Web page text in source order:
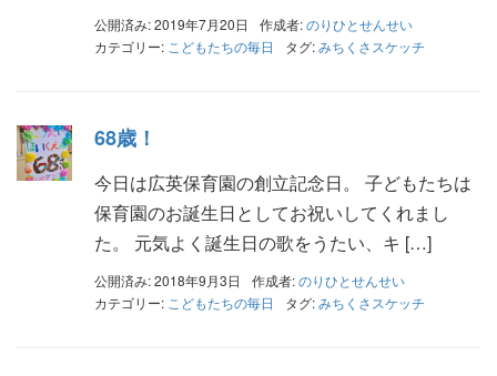
公開済み: 2019年7月20日 作成者:のりひとせんせい
カテゴリー: こどもたちの毎日 タグ:みちくさスケッチ
68歳！
今日は広英保育園の創立記念日。 子どもたちは
保育園のお誕生日としてお祝いしてくれまし
た。 元気よく誕生日の歌をうたい、キ […]
公開済み: 2018年9月3日 作成者:のりひとせんせい
カテゴリー: こどもたちの毎日 タグ:みちくさスケッチ